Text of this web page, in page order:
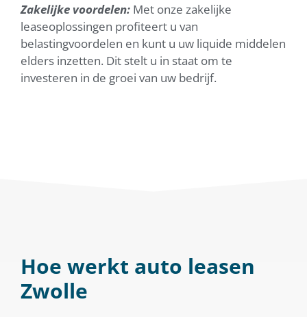
Zakelijke voordelen: Met onze zakelijke
leaseoplossingen profiteert u van
belastingvoordelen en kunt u uw liquide middelen
elders inzetten. Dit stelt u in staat om te
investeren in de groei van uw bedrijf.
Hoe werkt auto leasen
Zwolle